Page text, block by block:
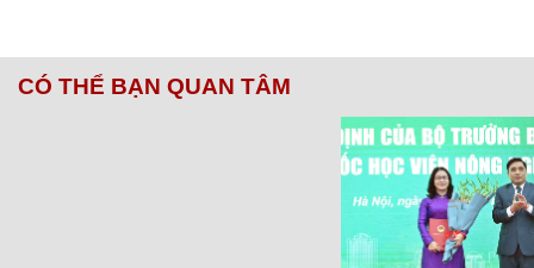
CÓ THỂ BẠN QUAN TÂM